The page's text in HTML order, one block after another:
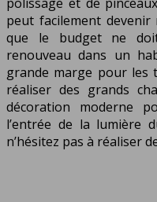
peut facilement devenir
que le budget ne
renouveau dans un
grande marge pour les
réaliser des grands
décoration moderne
l’entrée de la lumière
n’hésitez pas à réaliser